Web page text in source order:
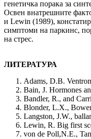
генетичка порака за
Освен внатрешните
и Lewin (1989),
симптоми на паркинс,
на стрес.
ЛИТЕРАТУРА
Adams, D.B.
Bain, J. Hormones
Bandler, R., and
Blonder, L.X.,
Langston, J.W.,
Lewin, R. Big first
von de Poll,N.E.,